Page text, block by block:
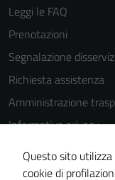
Leggi le FAQ
Prenotazioni
Segnalazione
Richiesta assistenza
Amministrazione
Informativa privacy
Cookie Policy
Note legali
Questo sito
cookie di